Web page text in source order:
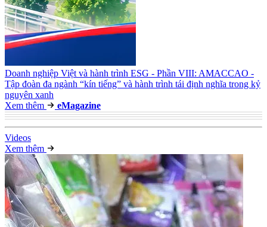
Doanh nghiệp Việt và hành trình ESG - Phần VIII: AMACCAO -
Tập đoàn đa ngành “kín tiếng” và hành trình tái định nghĩa trong kỷ
nguyên xanh
Xem thêm
eMagazine
Videos
Xem thêm